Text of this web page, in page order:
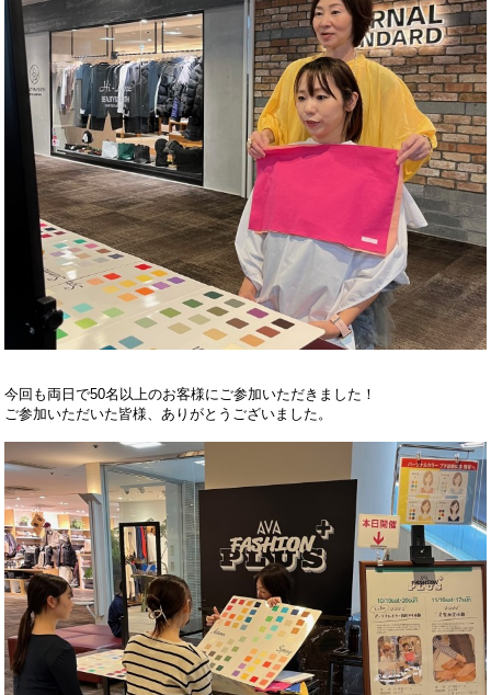
今回も両日で50名以上のお客様にご参加いただきました！
ご参加いただいた皆様、ありがとうございました。